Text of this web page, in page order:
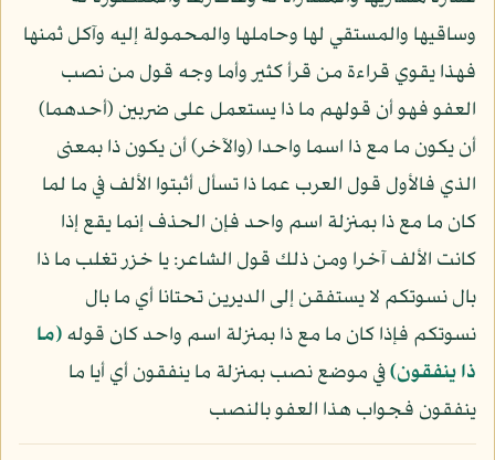
وساقيها والمستقي لها وحاملها والمحمولة إليه وآكل ثمنها
فهذا يقوي قراءة من قرأ كثير وأما وجه قول من نصب
العفو فهو أن قولهم ما ذا يستعمل على ضربين (أحدهما)
أن يكون ما مع ذا اسما واحدا (والآخر) أن يكون ذا بمعنى
الذي فالأول قول العرب عما ذا تسأل أثبتوا الألف في ما لما
كان ما مع ذا بمنزلة اسم واحد فإن الحذف إنما يقع إذا
كانت الألف آخرا ومن ذلك قول الشاعر: يا خزر تغلب ما ذا
بال نسوتكم لا يستفقن إلى الديرين تحتانا أي ما بال
نسوتكم فإذا كان ما مع ذا بمنزلة اسم واحد كان قوله﴿ما
ذا ينفقون﴾في موضع نصب بمنزلة ما ينفقون أي أيا ما
ينفقون فجواب هذا العفو بالنصب